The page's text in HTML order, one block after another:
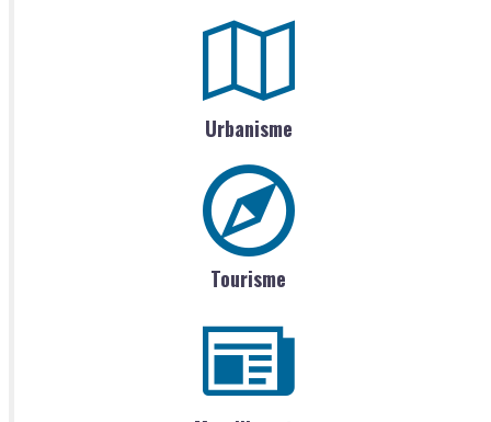
Urbanisme
Tourisme